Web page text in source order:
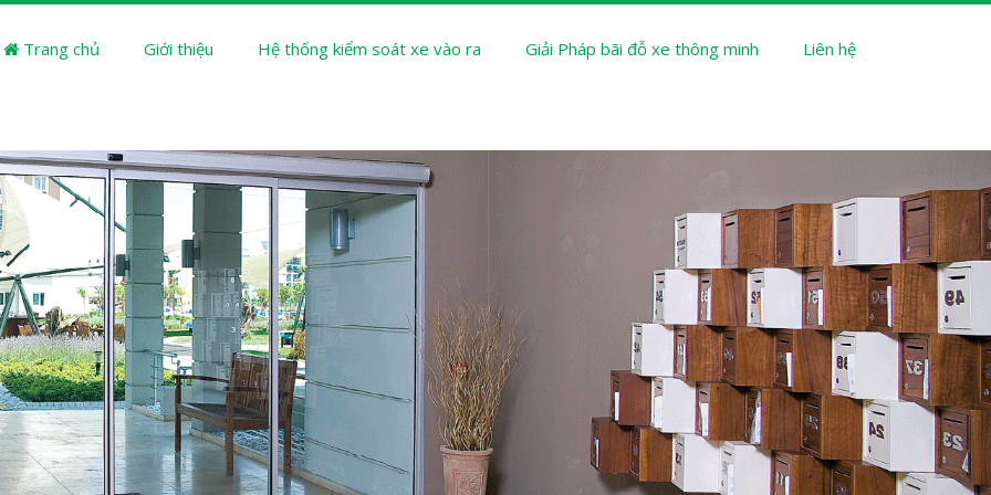
Trang chủ Giới thiệu Hệ thống kiểm soát xe vào ra Giải Pháp bãi đỗ xe thông minh Liên hệ